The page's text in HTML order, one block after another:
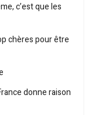
c’est que les
chères pour être
donne raison